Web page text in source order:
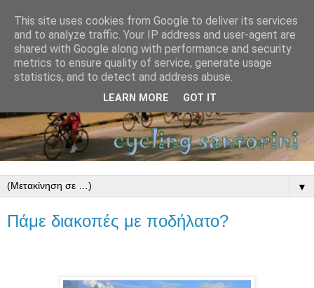
▼
Πάμε διακοπές με ποδήλατο?
This site uses cookies from Google to deliver its services
and to analyze traffic. Your IP address and user-agent are
shared with Google along with performance and security
metrics to ensure quality of service, generate usage
statistics, and to detect and address abuse.
LEARN MORE GOT IT